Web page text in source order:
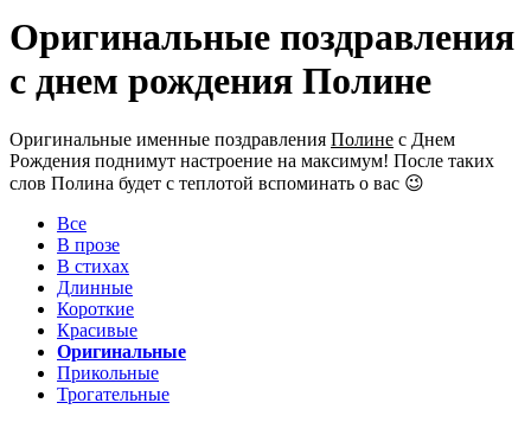
Оригинальные поздравления
с днем рождения Полине
Оригинальные именные поздравления Полине с Днем
Рождения поднимут настроение на максимум! После таких
слов Полина будет с теплотой вспоминать о вас 😉
Все
В прозе
В стихах
Длинные
Короткие
Красивые
Оригинальные
Прикольные
Трогательные